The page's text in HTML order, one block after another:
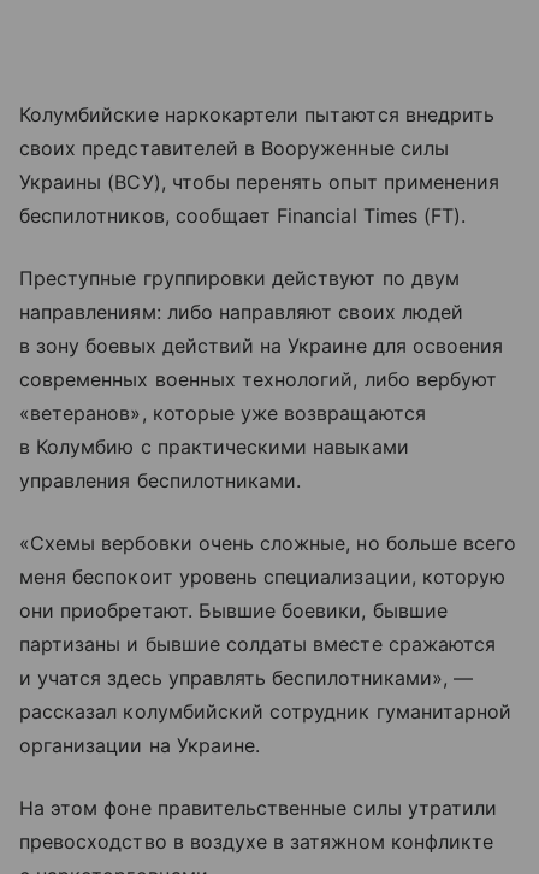
Колумбийские наркокартели пытаются внедрить
своих представителей в Вооруженные силы
Украины (ВСУ), чтобы перенять опыт применения
беспилотников, сообщает Financial Times (FT).
Преступные группировки действуют по двум
направлениям: либо направляют своих людей
в зону боевых действий на Украине для освоения
современных военных технологий, либо вербуют
«ветеранов», которые уже возвращаются
в Колумбию с практическими навыками
управления беспилотниками.
«Схемы вербовки очень сложные, но больше всего
меня беспокоит уровень специализации, которую
они приобретают. Бывшие боевики, бывшие
партизаны и бывшие солдаты вместе сражаются
и учатся здесь управлять беспилотниками», —
рассказал колумбийский сотрудник гуманитарной
организации на Украине.
На этом фоне правительственные силы утратили
превосходство в воздухе в затяжном конфликте